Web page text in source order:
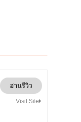
อ่านรีวิว
Visit Site